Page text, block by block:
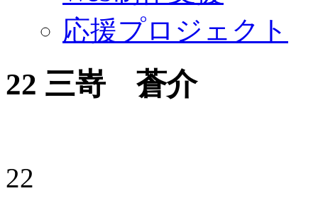
応援プロジェクト
22 三嵜 蒼介
22